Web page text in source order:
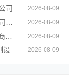
司 2026-08-09
2026-08-09
2026-08-09
2026-08-09